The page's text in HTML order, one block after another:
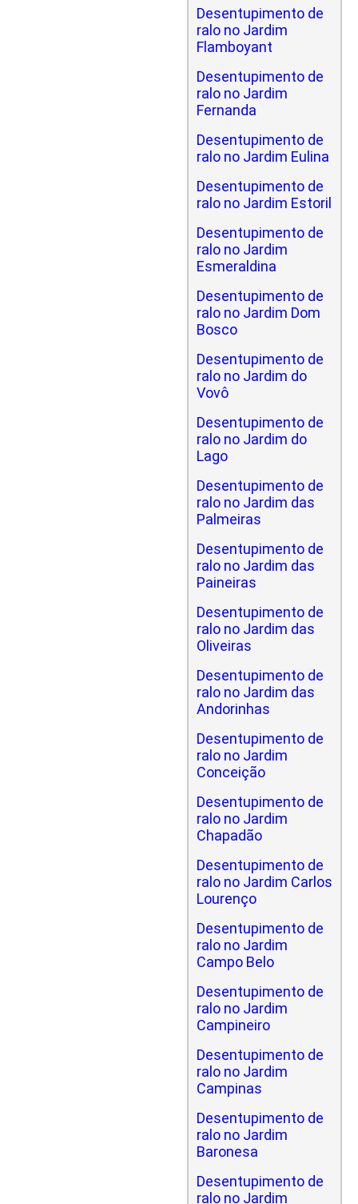
Desentupimento de
ralo no Jardim
Flamboyant
Desentupimento de
ralo no Jardim
Fernanda
Desentupimento de
ralo no Jardim Eulina
Desentupimento de
ralo no Jardim Estoril
Desentupimento de
ralo no Jardim
Esmeraldina
Desentupimento de
ralo no Jardim Dom
Bosco
Desentupimento de
ralo no Jardim do
Vovô
Desentupimento de
ralo no Jardim do
Lago
Desentupimento de
ralo no Jardim das
Palmeiras
Desentupimento de
ralo no Jardim das
Paineiras
Desentupimento de
ralo no Jardim das
Oliveiras
Desentupimento de
ralo no Jardim das
Andorinhas
Desentupimento de
ralo no Jardim
Conceição
Desentupimento de
ralo no Jardim
Chapadão
Desentupimento de
ralo no Jardim Carlos
Lourenço
Desentupimento de
ralo no Jardim
Campo Belo
Desentupimento de
ralo no Jardim
Campineiro
Desentupimento de
ralo no Jardim
Campinas
Desentupimento de
ralo no Jardim
Baronesa
Desentupimento de
ralo no Jardim